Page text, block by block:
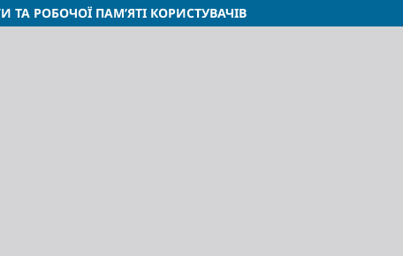
ТА РОБОЧОЇ ПАМ’ЯТІ КОРИСТУВАЧІВ